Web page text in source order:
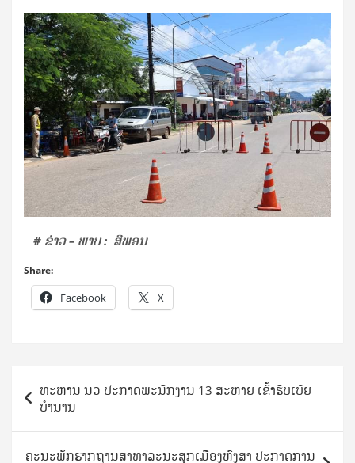
# ຂ່າວ – ພາບ : ສີພອນ
Share:
Facebook X
navigation
ທະຫານ ນວ ປະກາດພະນັກງານ 13 ສະຫາຍ ເຂົ້າຮັບເບ້ຍ
ບຳນານ
ຄະນະພັກຮາກຖານສາທາລະນະສຸກເມືອງຫົງສາ ປະກາດການ